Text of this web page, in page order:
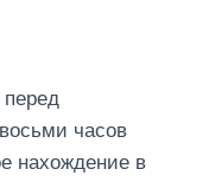
часов
нахождение в